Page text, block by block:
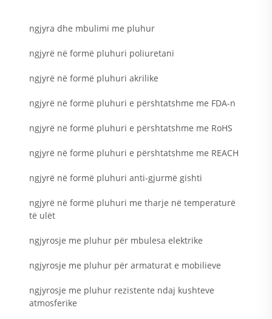
ngjyra dhe mbulimi me pluhur
ngjyrë në formë pluhuri poliuretani
ngjyrë në formë pluhuri akrilike
ngjyrë në formë pluhuri e përshtatshme me FDA-n
ngjyrë në formë pluhuri e përshtatshme me RoHS
ngjyrë në formë pluhuri e përshtatshme me REACH
ngjyrë në formë pluhuri anti-gjurmë gishti
ngjyrë në formë pluhuri me tharje në temperaturë
të ulët
ngjyrosje me pluhur për mbulesa elektrike
ngjyrosje me pluhur për armaturat e mobilieve
ngjyrosje me pluhur rezistente ndaj kushteve
atmosferike